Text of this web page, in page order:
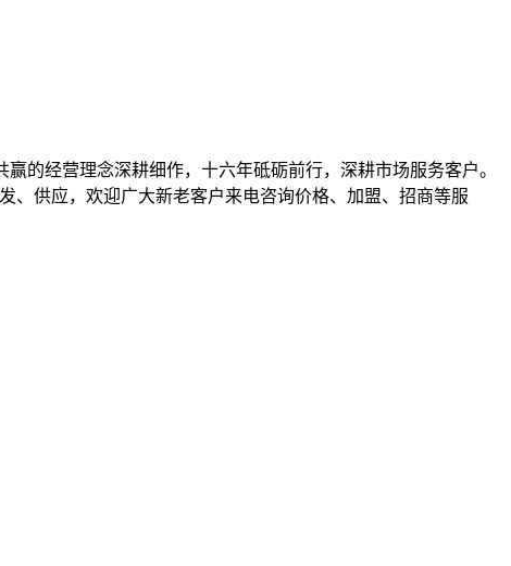
的经营理念深耕细作，十六年砥砺前行，深耕市场服务客户。
、供应，欢迎广大新老客户来电咨询价格、加盟、招商等服